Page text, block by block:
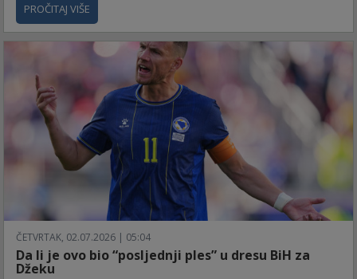
PROČITAJ VIŠE
ČETVRTAK, 02.07.2026 | 05:04
Da li je ovo bio “posljednji ples” u dresu BiH za
Džeku